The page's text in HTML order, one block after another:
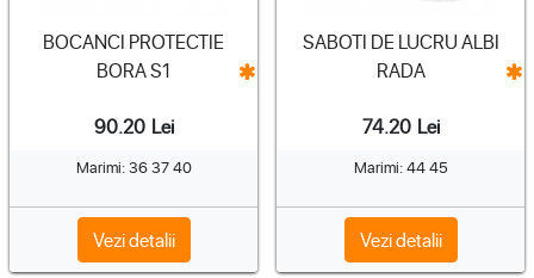
BOCANCI PROTECTIE
BORA S1
90.20 Lei
Marimi: 36 37 40
Vezi detalii
SABOTI DE LUCRU ALBI
RADA
74.20 Lei
Marimi: 44 45
Vezi detalii